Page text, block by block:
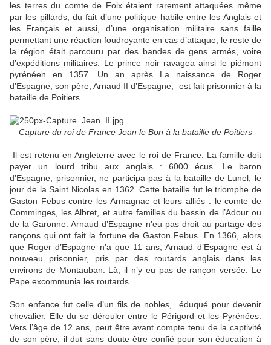
les terres du comte de Foix étaient rarement attaquées même
par les pillards, du fait d’une politique habile entre les Anglais et
les Français et aussi, d’une organisation militaire sans faille
permettant une réaction foudroyante en cas d’attaque, le reste de
la région était parcouru par des bandes de gens armés, voire
d’expéditions militaires. Le prince noir ravagea ainsi le piémont
pyrénéen en 1357. Un an après La naissance de Roger
d’Espagne, son père, Arnaud II d’Espagne, est fait prisonnier à la
bataille de Poitiers.
Capture du roi de France Jean le Bon à la bataille de Poitiers
Il est retenu en Angleterre avec le roi de France. La famille doit
payer un lourd tribu aux anglais : 6000 écus. Le baron
d’Espagne, prisonnier, ne participa pas à la bataille de Lunel, le
jour de la Saint Nicolas en 1362. Cette bataille fut le triomphe de
Gaston Febus contre les Armagnac et leurs alliés : le comte de
Comminges, les Albret, et autre familles du bassin de l’Adour ou
de la Garonne. Arnaud d’Espagne n’eu pas droit au partage des
rançons qui ont fait la fortune de Gaston Febus. En 1366, alors
que Roger d’Espagne n’a que 11 ans, Arnaud d’Espagne est à
nouveau prisonnier, pris par des routards anglais dans les
environs de Montauban. Là, il n’y eu pas de rançon versée. Le
Pape excommunia les routards.
Son enfance fut celle d’un fils de nobles, éduqué pour devenir
chevalier. Elle du se dérouler entre le Périgord et les Pyrénées.
Vers l’âge de 12 ans, peut être avant compte tenu de la captivité
de son père, il dut sans doute être confié pour son éducation à